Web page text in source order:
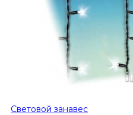
Световой занавес